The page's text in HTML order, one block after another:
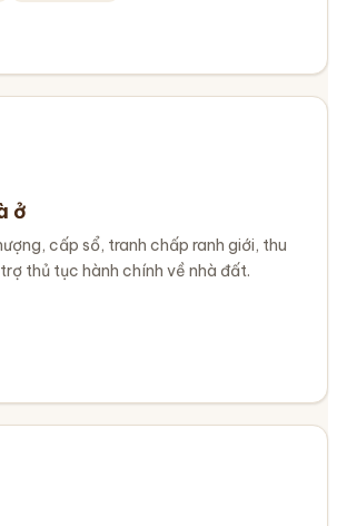
ở
cấp sổ, tranh chấp ranh giới, thu
thủ tục hành chính về nhà đất.